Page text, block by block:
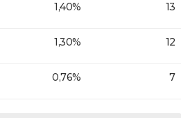
1,40% 13
1,30% 12
0,76% 7